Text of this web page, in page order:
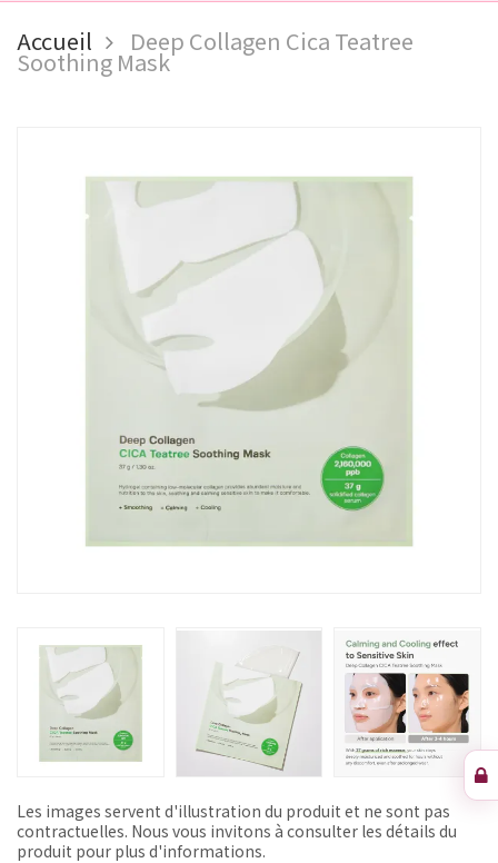
Accueil Deep Collagen Cica Teatree
Soothing Mask
Les images servent d'illustration du produit et ne sont pas
contractuelles. Nous vous invitons à consulter les détails du
produit pour plus d'informations.